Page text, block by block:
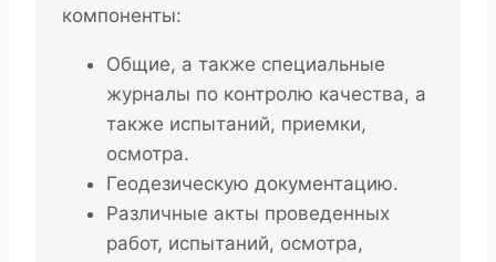
компоненты:
Общие, а также специальные
журналы по контролю качества, а
также испытаний, приемки,
осмотра.
Геодезическую документацию.
Различные акты проведенных
работ, испытаний, осмотра,